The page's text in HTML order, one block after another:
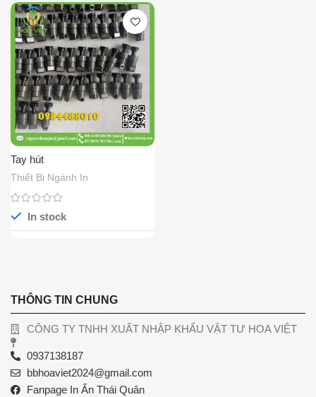
Tay hút
Thiết Bị Ngành In
In stock
THÔNG TIN CHUNG
CÔNG TY TNHH XUẤT NHẬP KHẨU VẬT TƯ HOA VIỆT
0937138187
bbhoaviet2024@gmail.com
Fanpage In Ấn Thái Quân